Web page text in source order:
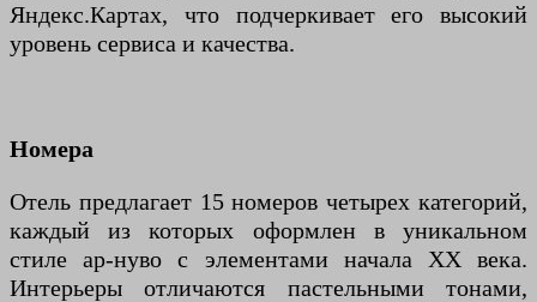
Яндекс.Картах, что подчеркивает его высокий
уровень сервиса и качества.
Номера
Отель предлагает 15 номеров четырех категорий,
каждый из которых оформлен в уникальном
стиле ар-нуво с элементами начала XX века.
Интерьеры отличаются пастельными тонами,